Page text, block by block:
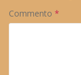
Commento *